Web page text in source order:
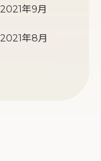
2021年9月
2021年8月